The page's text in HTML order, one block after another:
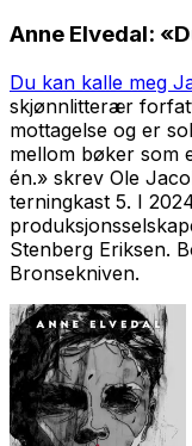
Anne Elvedal:
Du kan kalle meg
skjønnlitterær
mottagelse og er
mellom bøker som
én.» skrev Ole
terningkast 5. I
Stenberg Eriksen.
Bronsekniven.